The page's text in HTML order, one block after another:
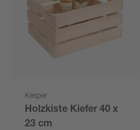
Kesper
Holzkiste Kiefer 40 x
23 cm